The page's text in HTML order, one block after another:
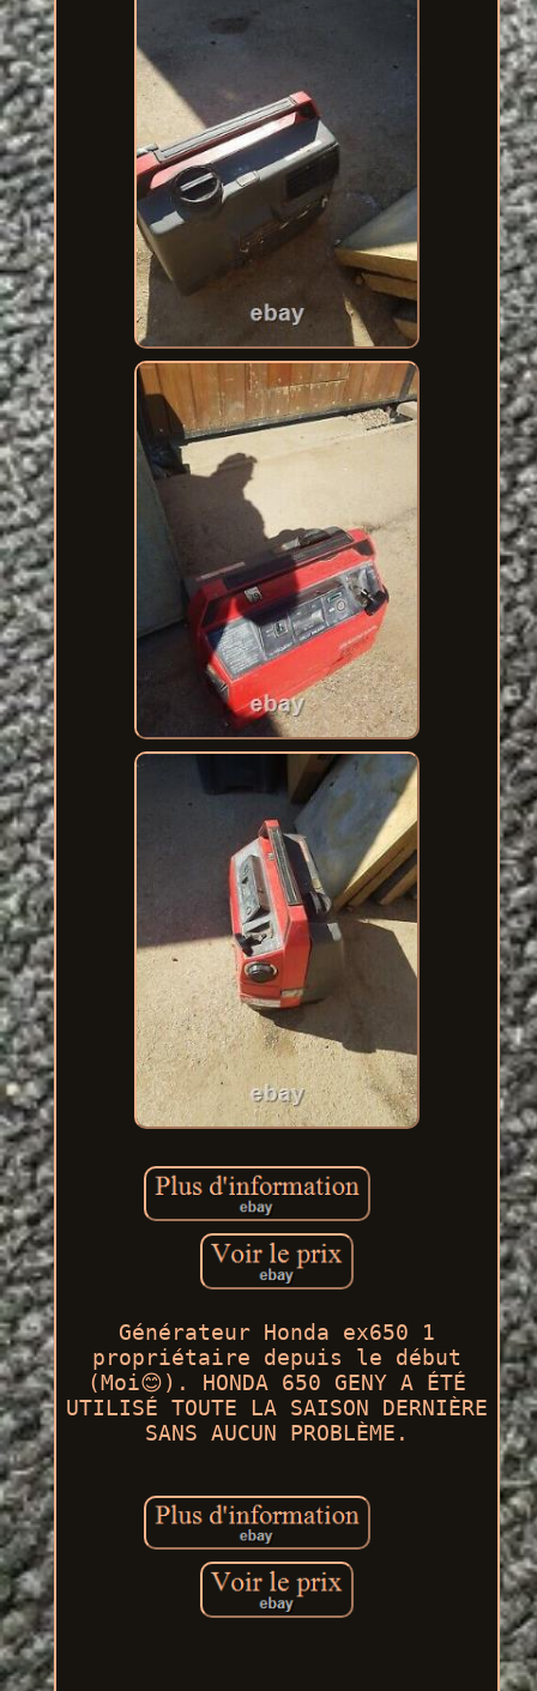
Générateur Honda ex650 1
propriétaire depuis le début
(Moi😊). HONDA 650 GENY A ÉTÉ
UTILISÉ TOUTE LA SAISON DERNIÈRE
SANS AUCUN PROBLÈME.